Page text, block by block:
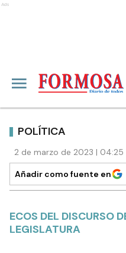
Ads
POLÍTICA
2 de marzo de 2023 |
Añadir como fuente en
ECOS DEL DISCURSO
LEGISLATURA